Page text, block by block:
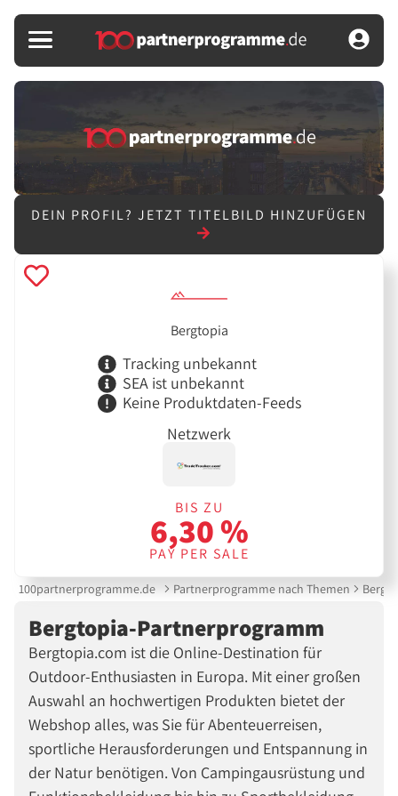
DEIN PROFIL? JETZT TITELBILD HINZUFÜGEN
Bergtopia
Tracking unbekannt
SEA ist unbekannt
Keine Produktdaten-Feeds
Netzwerk
BIS ZU
6,30 %
PAY PER SALE
100partnerprogramme.de Partnerprogramme nach Themen
Bergtopia-Partnerprogramm
Bergtopia.com ist die Online-Destination für
Outdoor-Enthusiasten in Europa. Mit einer großen
Auswahl an hochwertigen Produkten bietet der
Webshop alles, was Sie für Abenteuerreisen,
sportliche Herausforderungen und Entspannung in
der Natur benötigen. Von Campingausrüstung und